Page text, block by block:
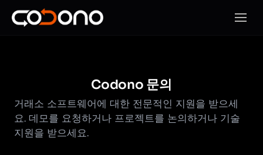
모바
Codono 문의
거래소 소프트웨어에 대한 전문적인 지원을 받으세
요. 데모를 요청하거나 프로젝트를 논의하거나 기술
지원을 받으세요.